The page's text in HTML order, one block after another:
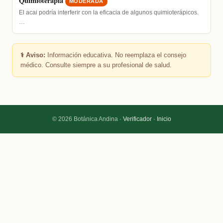
El acai podría interferir con la eficacia de algunos quimioterápicos.
…
⚕️ Aviso: Información educativa. No reemplaza el consejo
médico. Consulte siempre a su profesional de salud.
© 2026 Botánica Andina · Verificador· Inicio